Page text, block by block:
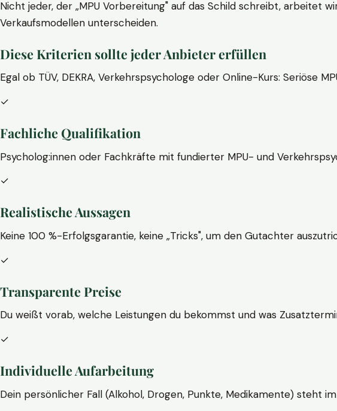
Nicht jeder, der „MPU Vorbereitung" auf das Schild schreibt, arbeitet
Verkaufsmodellen unterscheiden.
Diese Kriterien sollte jeder Anbieter erfüllen
Egal ob TÜV, DEKRA, Verkehrspsychologe oder Online-Kurs: Seriöse
✓
Fachliche Qualifikation
Psycholog:innen oder Fachkräfte mit fundierter MPU- und
✓
Realistische Aussagen
Keine 100 %-Erfolgsgarantie, keine „Tricks", um den Gutachter
✓
Transparente Preise
Du weißt vorab, welche Leistungen du bekommst und was
✓
Individuelle Aufarbeitung
Dein persönlicher Fall (Alkohol, Drogen, Punkte, Medikamente) steht